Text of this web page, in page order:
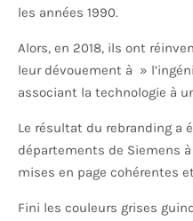
les années 1990.
Alors, en 2018, ils ont
leur dévouement à »
associant la technologie à
Le résultat du rebranding a
départements de Siemens
mises en page cohérentes
Fini les couleurs grises